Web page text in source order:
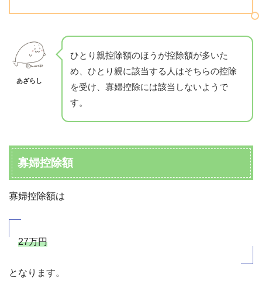
あざらし
ひとり親控除額のほうが控除額が多いた
め、ひとり親に該当する人はそちらの控除
を受け、寡婦控除には該当しないようで
す。
寡婦控除額
寡婦控除額は
27万円
となります。